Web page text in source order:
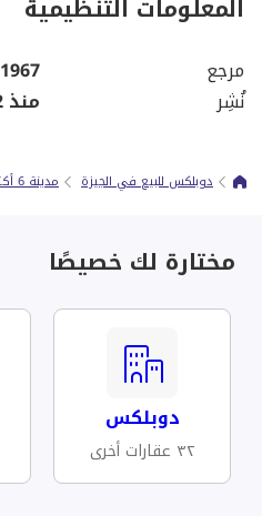
المعلومات التنظيمية
مرجع
1967
نُشِر
منذ 2 شهور
دوبلكس للبيع في الجيزة مدينة 6 أكتوبر
مختارة لك خصيصًا
دوبلكس
٣٢ عقارات أخرى